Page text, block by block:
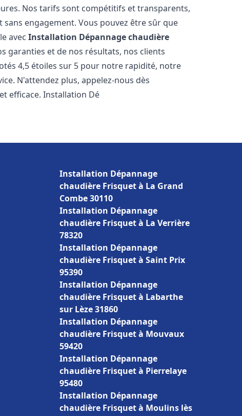
Nos tarifs sont compétitifs et transparents,
engagement. Vous pouvez être sûr que
avecInstallation Dépannage chaudière
garanties et de nos résultats, nos clients
4,5 étoiles sur 5 pour notre rapidité, notre
N'attendez plus, appelez-nous dès
efficace. Installation Dé
Installation Dépannage
chaudière Frisquet à La Grand
Combe 30110
Installation Dépannage
chaudière Frisquet à La Verrière
78320
Installation Dépannage
chaudière Frisquet à Saint Prix
95390
Installation Dépannage
chaudière Frisquet à Labarthe
sur Lèze 31860
Installation Dépannage
chaudière Frisquet à Mouvaux
59420
Installation Dépannage
chaudière Frisquet à Pierrelaye
95480
Installation Dépannage
chaudière Frisquet à Moulins lès